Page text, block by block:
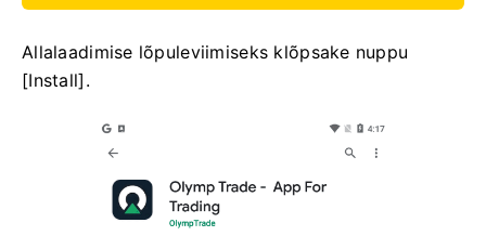
Allalaadimise lõpuleviimiseks klõpsake nuppu
[Install].